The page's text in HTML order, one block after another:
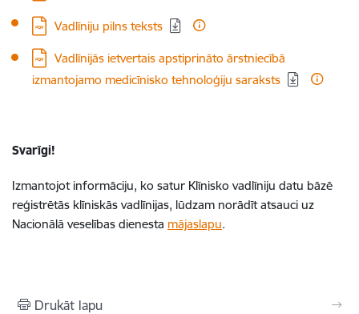
Lejupielādēt:
Vadlīniju pilns teksts
Lejupielādēt:
Vadlīnijās ietvertais apstiprināto ārstniecībā
izmantojamo medicīnisko tehnoloģiju saraksts
Svarīgi!
Izmantojot informāciju, ko satur Klīnisko vadlīniju datu bāzē
reģistrētās klīniskās vadlīnijas, lūdzam norādīt atsauci uz
Nacionālā veselības dienesta mājaslapu.
Drukāt lapu